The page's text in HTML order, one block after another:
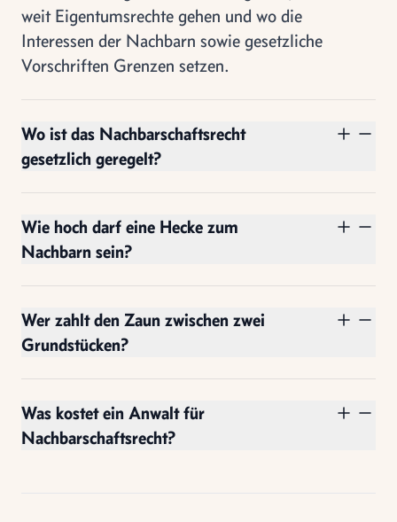
weit Eigentumsrechte gehen und wo die
Interessen der Nachbarn sowie gesetzliche
Vorschriften Grenzen setzen.
Wo ist das Nachbarschaftsrecht
gesetzlich geregelt?
Wie hoch darf eine Hecke zum
Nachbarn sein?
Wer zahlt den Zaun zwischen zwei
Grundstücken?
Was kostet ein Anwalt für
Nachbarschaftsrecht?